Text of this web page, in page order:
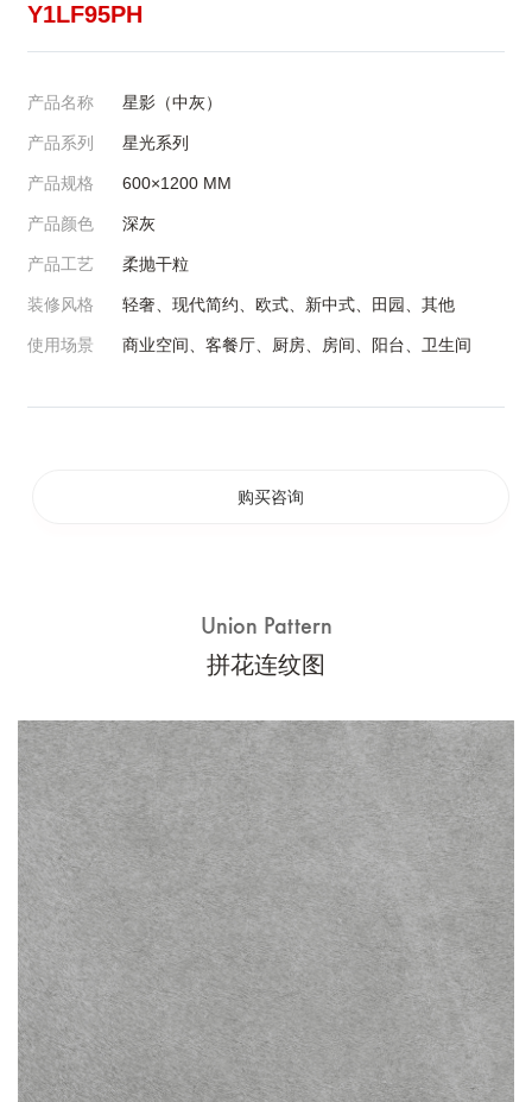
Y1LF95PH
产品名称 星影（中灰）
产品系列 星光系列
产品规格 600×1200 MM
产品颜色 深灰
产品工艺 柔抛干粒
装修风格 轻奢、现代简约、欧式、新中式、田园、其他
使用场景 商业空间、客餐厅、厨房、房间、阳台、卫生间
购买咨询
Union Pattern
拼花连纹图